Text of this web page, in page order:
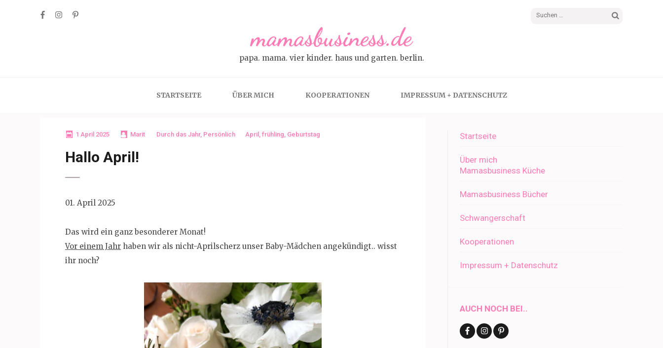
Suchen
mamasbusiness.de
papa. mama. vier kinder. haus und garten. berlin.
STARTSEITE ÜBER MICH KOOPERATIONEN IMPRESSUM + DATENSCHUTZ
1 April 2025 Marit Durch das Jahr, Persönlich April , frühling, Geburtstag
Hallo April!
01. April 2025
Das wird ein ganz besonderer Monat!
Vor einem Jahr haben wir als nicht-Aprilscherz unser Baby-Mädchen angekündigt.. wisst
ihr noch?
Startseite
Über mich
Mamasbusiness Küche
Mamasbusiness Bücher
Schwangerschaft
Kooperationen
Impressum + Datenschutz
AUCH NOCH BEI..